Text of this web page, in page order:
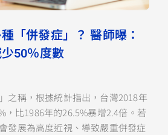
「併發症」？ 醫師曝：
50％度數
之稱，根據統計指出，台灣2018年
，比1986年的26.5%暴增2.4倍。若
發展為高度近視、導致嚴重併發症